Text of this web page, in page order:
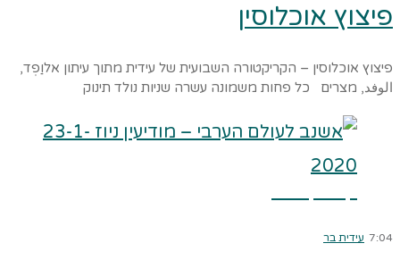
פיצוץ אוכלוסין
פיצוץ אוכלוסין – הקריקטורה השבועית של עידית מתוך עיתון אלוַפְד,
الوفد, מצרים כל פחות משמונה עשרה שניות נולד תינוק
7:04 עידית בר